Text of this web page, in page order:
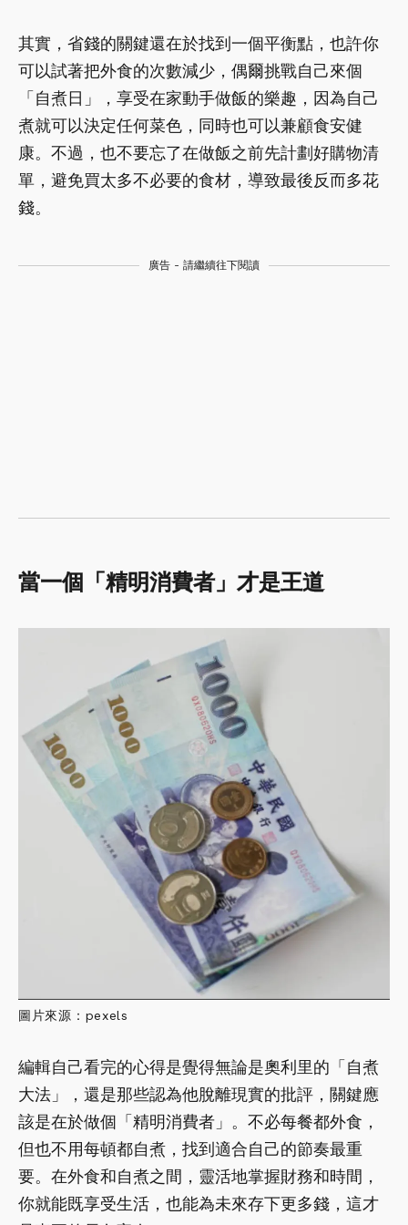
其實，省錢的關鍵還在於找到一個平衡點，也許你
可以試著把外食的次數減少，偶爾挑戰自己來個
「自煮日」，享受在家動手做飯的樂趣，因為自己
煮就可以決定任何菜色，同時也可以兼顧食安健
康。不過，也不要忘了在做飯之前先計劃好購物清
單，避免買太多不必要的食材，導致最後反而多花
錢。
廣告 - 請繼續往下閱讀
當一個「精明消費者」才是王道
圖片來源：pexels
編輯自己看完的心得是覺得無論是奧利里的「自煮
大法」，還是那些認為他脫離現實的批評，關鍵應
該是在於做個「精明消費者」。不必每餐都外食，
但也不用每頓都自煮，找到適合自己的節奏最重
要。在外食和自煮之間，靈活地掌握財務和時間，
你就能既享受生活，也能為未來存下更多錢，這才